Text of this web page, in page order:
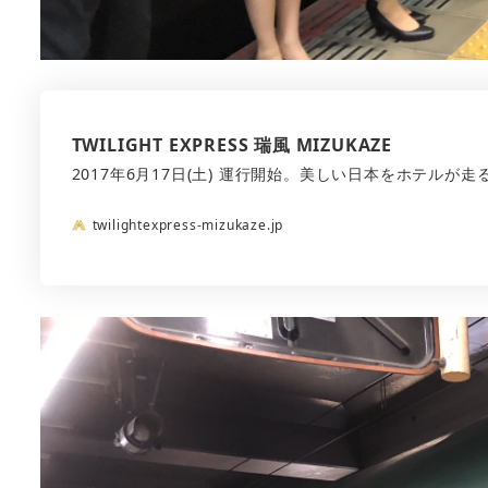
TWILIGHT EXPRESS 瑞風 MIZUKAZE
2017年6月17日(土) 運行開始。美しい日本をホテルが走
twilightexpress-mizukaze.jp